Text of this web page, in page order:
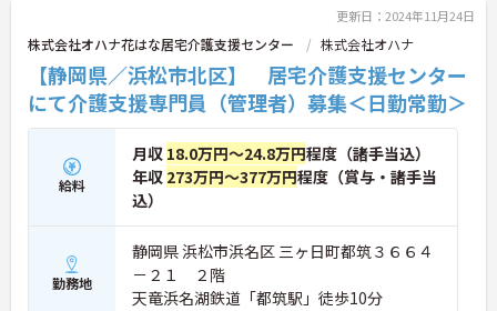
ご興味ある方には、面接対策ポイントなど、さらに
詳細をお話しいたしますのでお気軽にご相談くださ
い！
更新日：2024年11月24日
株式会社オハナ花はな居宅介護支援センター 株式会社オハナ
【静岡県／浜松市北区】 居宅介護支援センター
にて介護支援専門員（管理者）募集＜日勤常勤＞
給料
月収 18.0万円～24.8万円程度（諸手当込）
年収 273万円～377万円程度（賞与・諸手当
込）
勤務地
静岡県 浜松市浜名区 三ヶ日町都筑３６６４
－２１ ２階
天竜浜名湖鉄道「都筑駅」徒歩10分